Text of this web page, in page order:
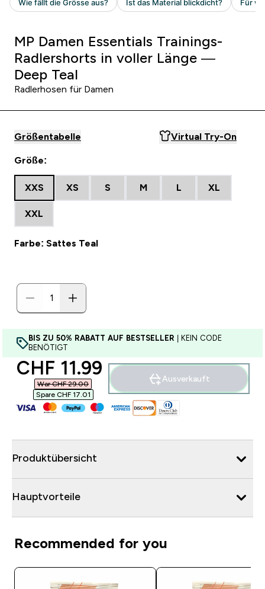
MP Damen Essentials Trainings-
Radlershorts in voller Länge —
Deep Teal
Radlerhosen für Damen
Größentabelle Virtual Try-On
Größe:
XXS XS S M L XL
XXL
Farbe: Sattes Teal
BIS ZU 50% RABATT AUF BESTSELLER | KEIN CODE
BENÖTIGT
discounted price
CHF 11.99‎
War CHF 29.00‎
Spare CHF 17.01‎
Ausverkauft
Produktübersicht
Hauptvorteile
Recommended for you